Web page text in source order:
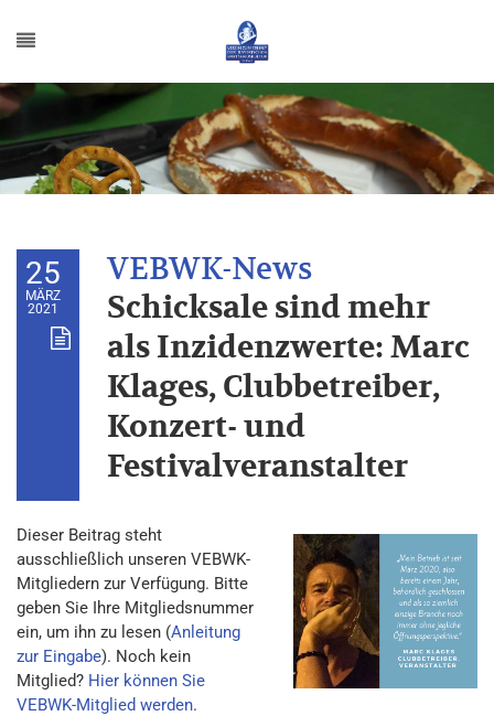
25
MÄRZ
2021
Schicksale sind mehr
als Inzidenzwerte: Marc
Klages, Clubbetreiber,
Konzert- und
Festivalveranstalter
Dieser Beitrag steht
ausschließlich unseren VEBWK-
Mitgliedern zur Verfügung. Bitte
geben Sie Ihre Mitgliedsnummer
ein, um ihn zu lesen (Anleitung
zur Eingabe). Noch kein
Mitglied? Hier können Sie
VEBWK-Mitglied werden.